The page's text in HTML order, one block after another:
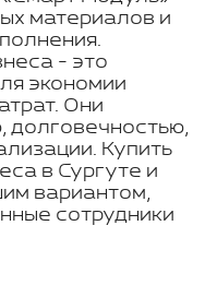
материалов и
- это
экономии
Они
долговечностью,
Купить
в Сургуте и
вариантом,
сотрудники